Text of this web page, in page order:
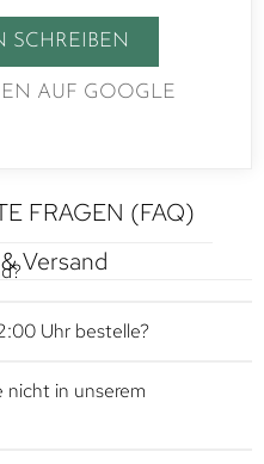
SCHREIBEN
AUF GOOGLE
FRAGEN (FAQ)
Versand
Uhr bestelle?
nicht in unserem